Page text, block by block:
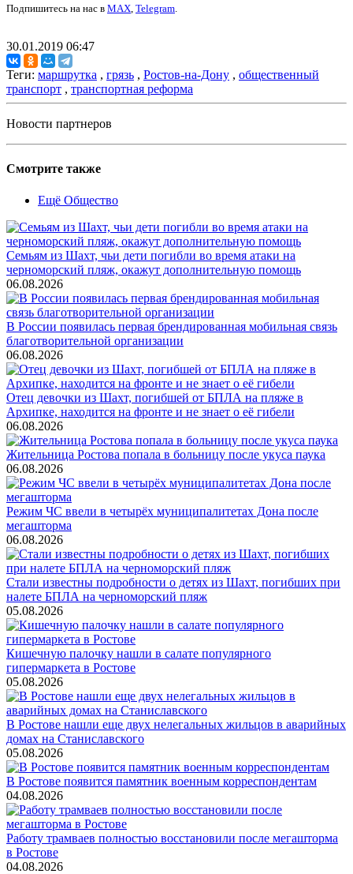
Подпишитесь на нас в MAX, Telegram.
30.01.2019 06:47
Теги: маршрутка , грязь , Ростов-на-Дону , общественный
транспорт , транспортная реформа
Новости партнеров
Смотрите также
Ещё Общество
Семьям из Шахт, чьи дети погибли во время атаки на
черноморский пляж, окажут дополнительную помощь
06.08.2026
В России появилась первая брендированная мобильная связь
благотворительной организации
06.08.2026
Отец девочки из Шахт, погибшей от БПЛА на пляже в
Архипке, находится на фронте и не знает о её гибели
06.08.2026
Жительница Ростова попала в больницу после укуса паука
06.08.2026
Режим ЧС ввели в четырёх муниципалитетах Дона после
мегашторма
06.08.2026
Стали известны подробности о детях из Шахт, погибших при
налете БПЛА на черноморский пляж
05.08.2026
Кишечную палочку нашли в салате популярного
гипермаркета в Ростове
05.08.2026
В Ростове нашли еще двух нелегальных жильцов в аварийных
домах на Станиславского
05.08.2026
В Ростове появится памятник военным корреспондентам
04.08.2026
Работу трамваев полностью восстановили после мегашторма
в Ростове
04.08.2026